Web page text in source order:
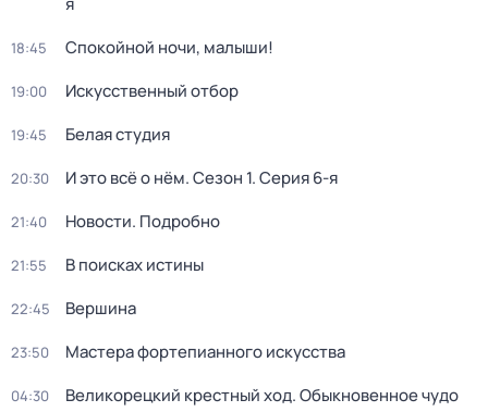
18:45 Спокойной ночи, малыши!
19:00 Искусственный отбор
19:45 Белая студия
20:30 И это всё о нём. Сезон 1. Серия 6-я
21:40 Новости. Подробно
21:55 В поисках истины
22:45 Вершина
23:50 Мастера фортепианного искусства
04:30 Великорецкий крестный ход. Обыкновенное чудо